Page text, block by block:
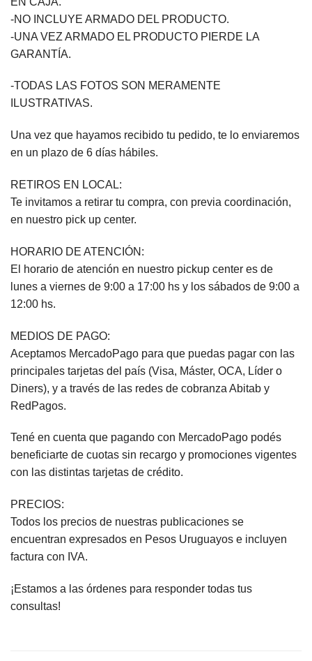
-NO INCLUYE ARMADO DEL PRODUCTO.
-UNA VEZ ARMADO EL PRODUCTO PIERDE LA
GARANTÍA.
-TODAS LAS FOTOS SON MERAMENTE
ILUSTRATIVAS.
Una vez que hayamos recibido tu pedido, te lo enviaremos
en un plazo de 6 días hábiles.
RETIROS EN LOCAL:
Te invitamos a retirar tu compra, con previa coordinación,
en nuestro pick up center.
HORARIO DE ATENCIÓN:
El horario de atención en nuestro pickup center es de
lunes a viernes de 9:00 a 17:00 hs y los sábados de 9:00 a
12:00 hs.
MEDIOS DE PAGO:
Aceptamos MercadoPago para que puedas pagar con las
principales tarjetas del país (Visa, Máster, OCA, Líder o
Diners), y a través de las redes de cobranza Abitab y
RedPagos.
Tené en cuenta que pagando con MercadoPago podés
beneficiarte de cuotas sin recargo y promociones vigentes
con las distintas tarjetas de crédito.
PRECIOS:
Todos los precios de nuestras publicaciones se
encuentran expresados en Pesos Uruguayos e incluyen
factura con IVA.
¡Estamos a las órdenes para responder todas tus
consultas!